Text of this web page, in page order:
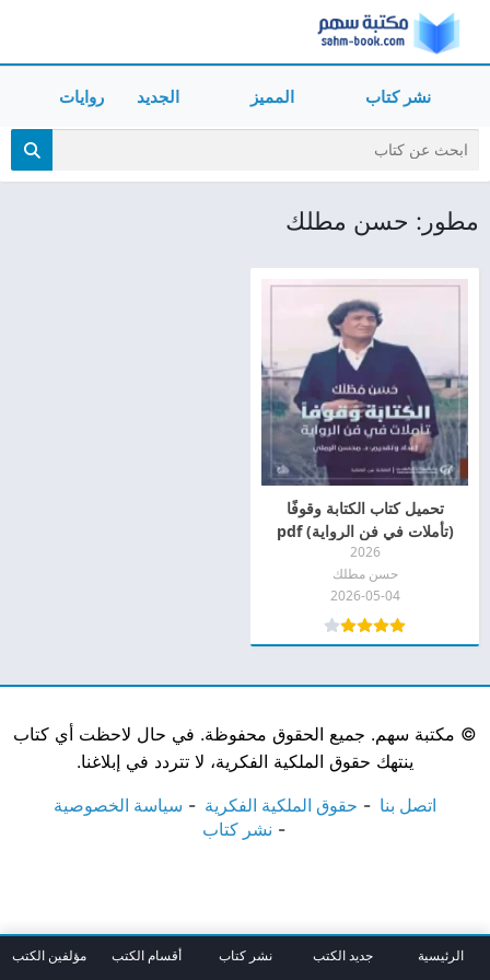
نشر كتاب المميز الجديد روايات
مطور: حسن مطلك
تحميل كتاب الكتابة وقوفًا
(تأملات في فن الرواية) pdf
2026
حسن مطلك
2026-05-04
© مكتبة سهم. جميع الحقوق محفوظة. في حال لاحظت أي كتاب
ينتهك حقوق الملكية الفكرية، لا تتردد في إبلاغنا.
اتصل بنا حقوق الملكية الفكرية
سياسة الخصوصية
نشر كتاب
الرئيسية جديد الكتب نشر كتاب أقسام الكتب مؤلفين الكتب